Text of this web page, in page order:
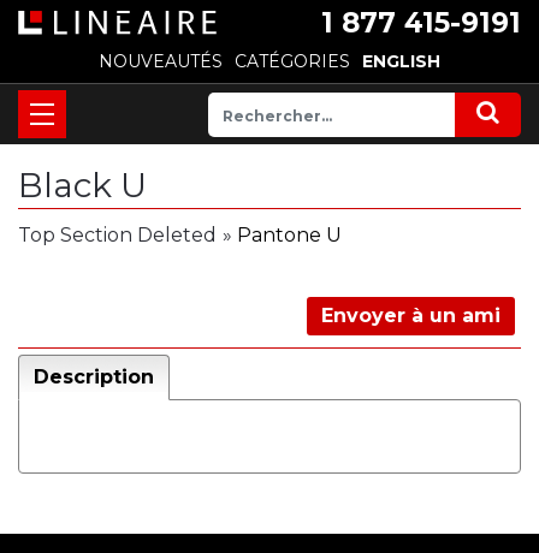
1 877 415-9191
NOUVEAUTÉS CATÉGORIES ENGLISH
Black U
Top Section Deleted » Pantone U
Envoyer à un ami
Description